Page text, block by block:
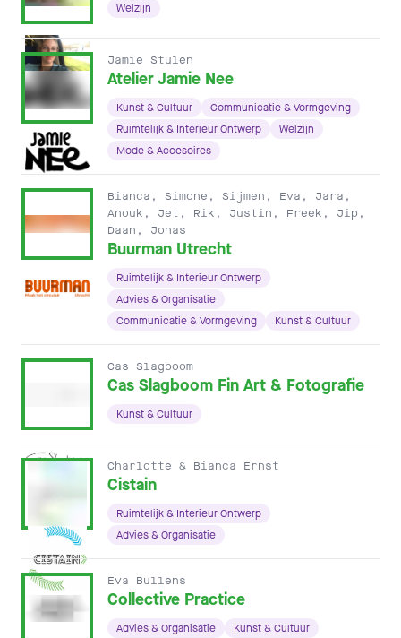
Welzijn
Jamie Stulen
Atelier Jamie Nee
Kunst & Cultuur
Communicatie & Vormgeving
Ruimtelijk & Interieur Ontwerp
Welzijn
Mode & Accesoires
Bianca, Simone, Sijmen, Eva, Jara,
Anouk, Jet, Rik, Justin, Freek, Jip,
Daan, Jonas
Buurman Utrecht
Ruimtelijk & Interieur Ontwerp
Advies & Organisatie
Communicatie & Vormgeving
Kunst & Cultuur
Cas Slagboom
Cas Slagboom Fin Art & Fotografie
Kunst & Cultuur
Charlotte & Bianca Ernst
Cistain
Ruimtelijk & Interieur Ontwerp
Advies & Organisatie
Eva Bullens
Collective Practice
Advies & Organisatie
Kunst & Cultuur